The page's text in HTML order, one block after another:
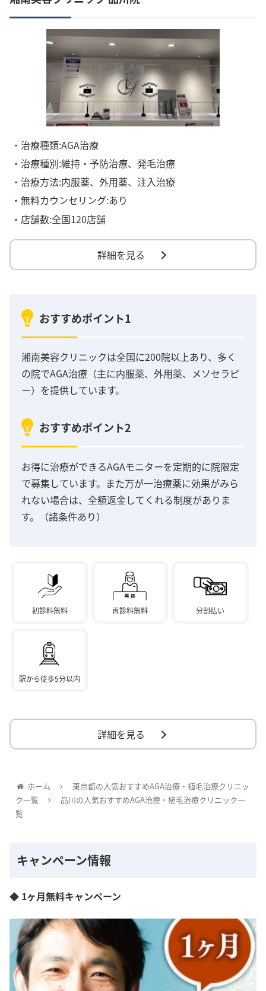
・治療種類:AGA治療
・治療種別:維持・予防治療、発毛治療
・治療方法:内服薬、外用薬、注入治療
・無料カウンセリング:あり
・店舗数:全国120店舗
詳細を見る
おすすめポイント1
湘南美容クリニックは全国に200院以上あり、多く
の院でAGA治療（主に内服薬、外用薬、メソセラピ
ー）を提供しています。
おすすめポイント2
お得に治療ができるAGAモニターを定期的に院限定
で募集しています。また万が一治療薬に効果がみら
れない場合は、全額返金してくれる制度がありま
す。（諸条件あり）
初診料無料 再診料無料 分割払い
駅から徒歩5分以内
詳細を見る
ホーム
東京都の人気おすすめAGA治療・植毛治療クリニッ
ク一覧
品川の人気おすすめAGA治療・植毛治療クリニック一
覧
キャンペーン情報
◆ 1ヶ月無料キャンペーン